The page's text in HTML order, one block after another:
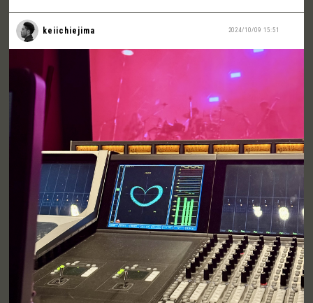
2024/10/09 15:51
keiichiejima